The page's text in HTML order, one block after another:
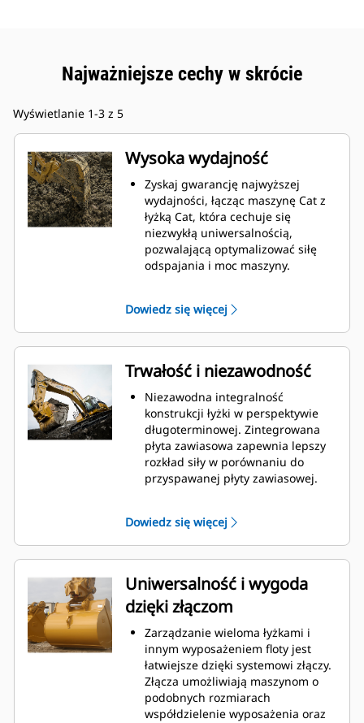
Najważniejsze cechy w skrócie
Wyświetlanie 1-3 z 5
Wysoka wydajność
Zyskaj gwarancję najwyższej
wydajności, łącząc maszynę Cat z
łyżką Cat, która cechuje się
niezwykłą uniwersalnością,
pozwalającą optymalizować siłę
odspajania i moc maszyny.
materiału na łyżkę. Zwiększony
prześwit lemiesza zapewnia
zmniejszony opór dolnej części
łyżki, co obniża koszty związane z
konserwacją.
Zużycie paliwa jest najwyższe
podczas kopania. Łyżki Cat
gwarantują szybkie cięcie
materiału w celu zwiększenia
ogólnej wydajności pracy maszyny.
Możesz załadować większą ilość
pozwalają utrzymać większość
materiału w łyżce podczas każdego
załadunku.
Dowiedz się więcej
Trwałość i niezawodność
Niezawodna integralność
konstrukcji łyżki w perspektywie
długoterminowej. Zintegrowana
płyta zawiasowa zapewnia lepszy
rozkład siły w porównaniu do
przyspawanej płyty zawiasowej.
odpornej na ścieranie stali,
zwłaszcza w przypadku
podzespołów podatnych na
nadmierne zużycie.
Chroń najważniejsze, podatne na
zużycie obszary łyżki za pomocą
osprzętu do prac ziemnych (GET)
Cat.
Zwiększ produkcję w
wymagających zastosowaniach,
ułatw penetrację podczas
stertowania i skróć czas trwania
®
Dowiedz się więcej
Uniwersalność i wygoda
dzięki złączom
Zarządzanie wieloma łyżkami i
innym wyposażeniem floty jest
łatwiejsze dzięki systemowi złączy.
Złącza umożliwiają maszynom o
podobnych rozmiarach
współdzielenie wyposażenia oraz